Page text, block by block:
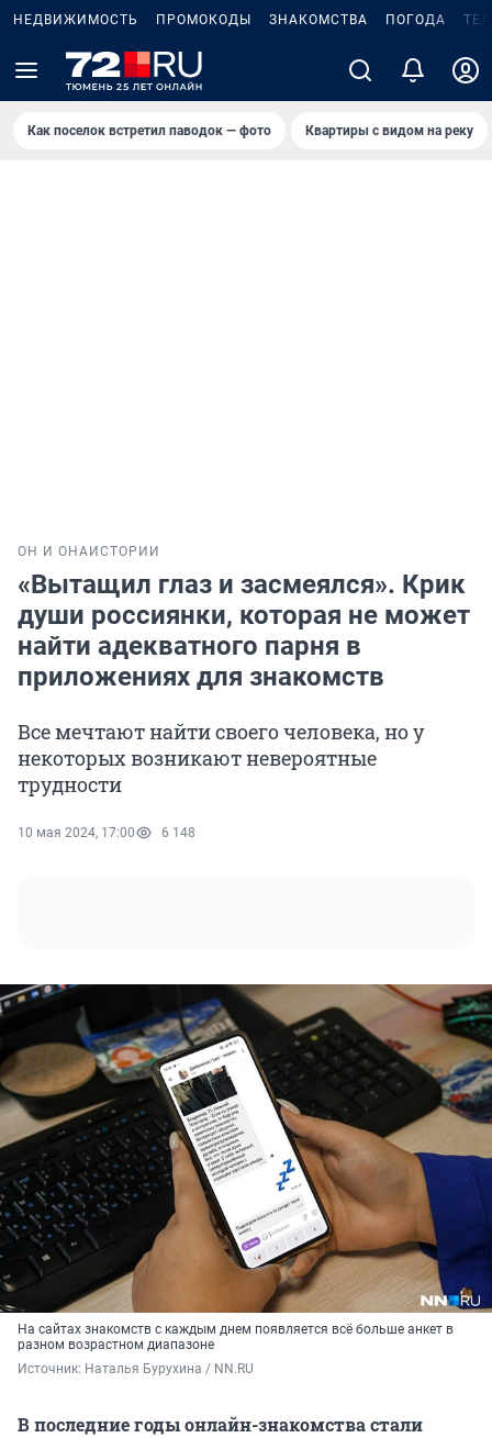
НЕДВИЖИМОСТЬ ПРОМОКОДЫ ЗНАКОМСТВА ПОГОДА
Как поселок встретил паводок — фото Квартиры с видом на реку
ОН И ОНА ИСТОРИИ
«Вытащил глаз и засмеялся». Крик
души россиянки, которая не может
найти адекватного парня в
приложениях для знакомств
Все мечтают найти своего человека, но у
некоторых возникают невероятные
трудности
10 мая 2024, 17:00 6 148
На сайтах знакомств с каждым днем появляется всё больше анкет в
разном возрастном диапазоне
Источник: Наталья Бурухина / NN.RU
В последние годы онлайн-знакомства стали